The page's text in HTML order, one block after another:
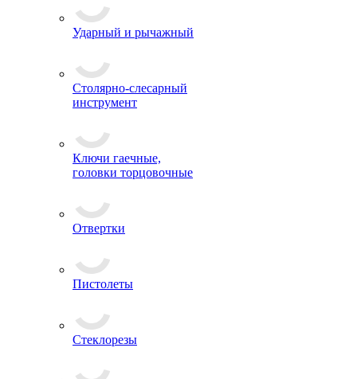
Ударный и рычажный
Столярно-слесарный
инструмент
Ключи гаечные,
головки торцовочные
Отвертки
Пистолеты
Стеклорезы